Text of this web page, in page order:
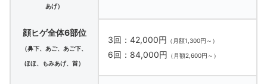
あげ）
顔ヒゲ全体6部位
（鼻下、あご、あご下、
ほほ、もみあげ、首）
3回：42,000円 （月額1,300円～）
6回：84,000円 （月額2,600円～）